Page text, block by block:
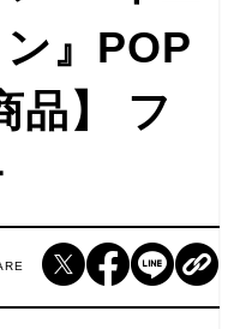
』POP
品】 フ